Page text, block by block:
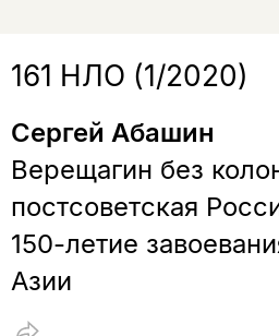
161 НЛО (1/2020)
Сергей Абашин
Верещагин без
постсоветская
150-летие
Азии